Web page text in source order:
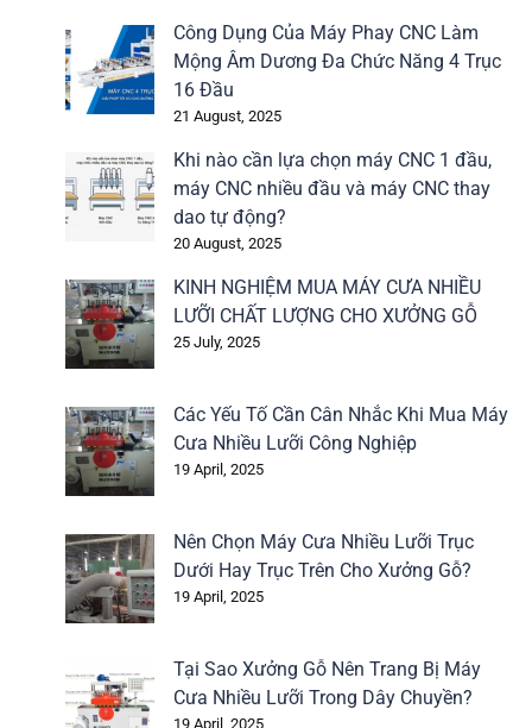
Công Dụng Của Máy Phay CNC Làm
Mộng Âm Dương Đa Chức Năng 4 Trục
16 Đầu
21 August, 2025
Khi nào cần lựa chọn máy CNC 1 đầu,
máy CNC nhiều đầu và máy CNC thay
dao tự động?
20 August, 2025
KINH NGHIỆM MUA MÁY CƯA NHIỀU
LƯỠI CHẤT LƯỢNG CHO XƯỞNG GỖ
25 July, 2025
Các Yếu Tố Cần Cân Nhắc Khi Mua Máy
Cưa Nhiều Lưỡi Công Nghiệp
19 April, 2025
Nên Chọn Máy Cưa Nhiều Lưỡi Trục
Dưới Hay Trục Trên Cho Xưởng Gỗ?
19 April, 2025
Tại Sao Xưởng Gỗ Nên Trang Bị Máy
Cưa Nhiều Lưỡi Trong Dây Chuyền?
19 April, 2025